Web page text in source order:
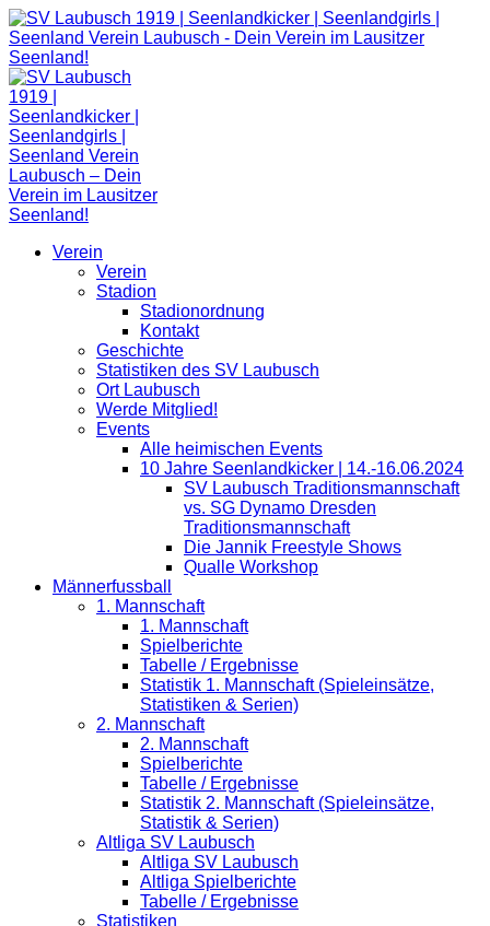
Zum
Inhalt
springen
Verein
Verein
Stadion
Stadionordnung
Kontakt
Geschichte
Statistiken des SV Laubusch
Ort Laubusch
Werde Mitglied!
Events
Alle heimischen Events
10 Jahre Seenlandkicker | 14.-16.06.2024
SV Laubusch Traditionsmannschaft
vs. SG Dynamo Dresden
Traditionsmannschaft
Die Jannik Freestyle Shows
Qualle Workshop
Männerfussball
1. Mannschaft
1. Mannschaft
Spielberichte
Tabelle / Ergebnisse
Statistik 1. Mannschaft (Spieleinsätze,
Statistiken & Serien)
2. Mannschaft
2. Mannschaft
Spielberichte
Tabelle / Ergebnisse
Statistik 2. Mannschaft (Spieleinsätze,
Statistik & Serien)
Altliga SV Laubusch
Altliga SV Laubusch
Altliga Spielberichte
Tabelle / Ergebnisse
Statistiken